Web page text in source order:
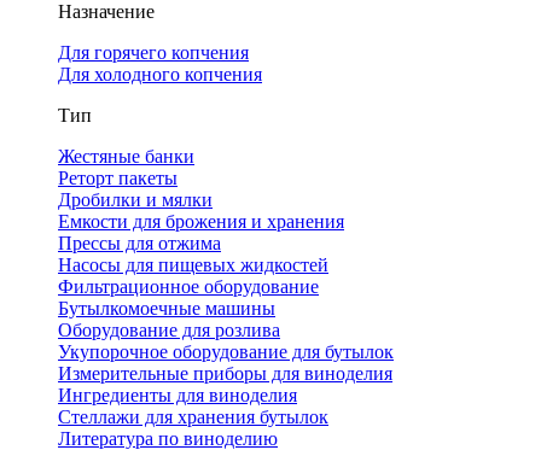
Назначение
Для горячего копчения
Для холодного копчения
Тип
Жестяные банки
Реторт пакеты
Дробилки и мялки
Емкости для брожения и хранения
Прессы для отжима
Насосы для пищевых жидкостей
Фильтрационное оборудование
Бутылкомоечные машины
Оборудование для розлива
Укупорочное оборудование для бутылок
Измерительные приборы для виноделия
Ингредиенты для виноделия
Стеллажи для хранения бутылок
Литература по виноделию